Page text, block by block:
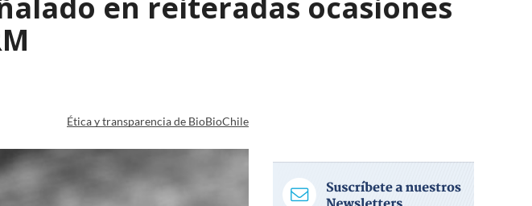
Ética y transparencia de BioBioChile